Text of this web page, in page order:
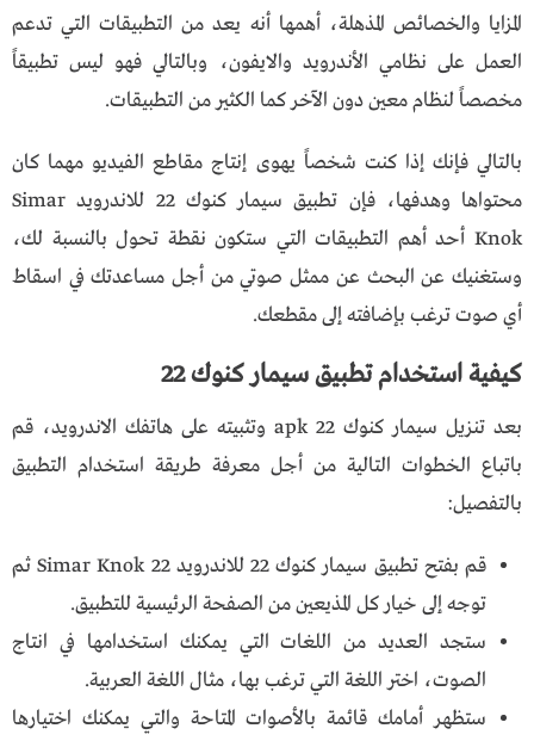
المزايا والخصائص المذهلة، أهمها أنه يعد من التطبيقات التي تدعم
العمل على نظامي الأندرويد والايفون، وبالتالي فهو ليس تطبيقاً
مخصصاً لنظام معين دون الآخر كما الكثير من التطبيقات.
بالتالي فإنك إذا كنت شخصاً يهوى إنتاج مقاطع الفيديو مهما كان
محتواها وهدفها، فإن تطبيق سيمار كنوك 22 للاندرويد Simar
Knok أحد أهم التطبيقات التي ستكون نقطة تحول بالنسبة لك،
وستغنيك عن البحث عن ممثل صوتي من أجل مساعدتك في اسقاط
أي صوت ترغب بإضافته إلى مقطعك.
كيفية استخدام تطبيق سيمار كنوك 22
بعد تنزيل سيمار كنوك 22 apk
وتثبيته على هاتفك الاندرويد، قم
باتباع الخطوات التالية من أجل معرفة طريقة استخدام التطبيق
بالتفصيل:
قم بفتح تطبيق سيمار كنوك 22 للاندرويد Simar Knok 22 ثم
توجه إلى خيار كل المذيعين من الصفحة الرئيسية للتطبيق.
ستجد العديد من اللغات التي يمكنك استخدامها في انتاج
الصوت، اختر اللغة التي ترغب بها، مثال اللغة العربية.
ستظهر أمامك قائمة بالأصوات المتاحة والتي يمكنك اختيارها